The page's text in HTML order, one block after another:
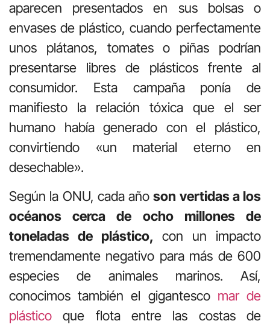
aparecen presentados en sus bolsas o
envases de plástico, cuando perfectamente
unos plátanos, tomates o piñas podrían
presentarse libres de plásticos frente al
consumidor. Esta campaña ponía de
manifiesto la relación tóxica que el ser
humano había generado con el plástico,
convirtiendo «un material eterno en
desechable».
Según la ONU, cada añoson vertidas a los
océanos cerca de ocho millones de
toneladas de plástico, con un impacto
tremendamente negativo para más de 600
especies de animales marinos. Así,
conocimos también el gigantesco mar de
plástico que flota entre las costas de